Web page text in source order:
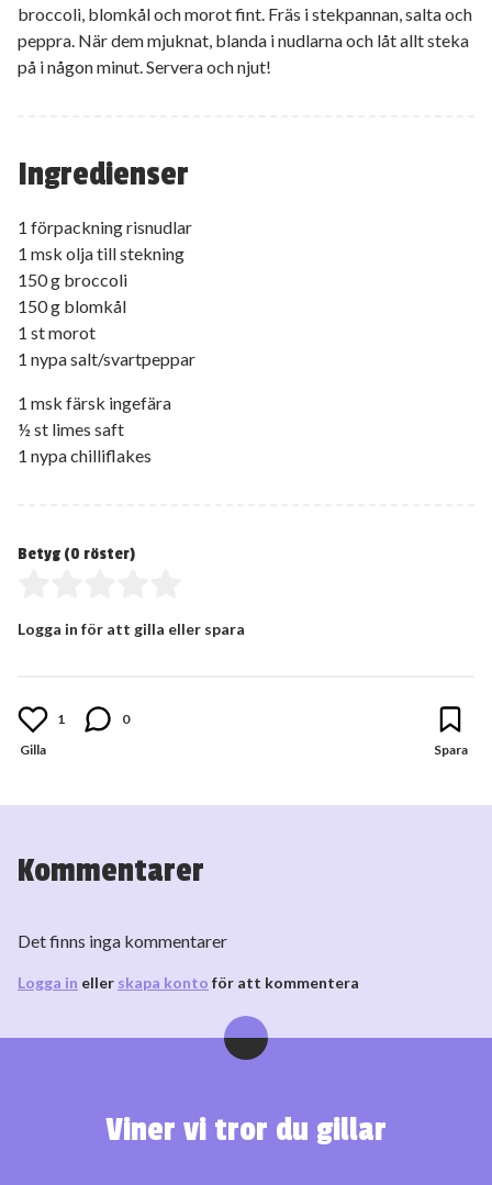
Ingredienser
1 förpackning risnudlar
1 msk olja till stekning
150 g broccoli
150 g blomkål
1 st morot
1 nypa salt/svartpeppar
1 msk färsk ingefära
½ st limes saft
1 nypa chilliflakes
broccoli, blomkål och morot fint. Fräs i stekpannan, salta och
peppra. När dem mjuknat, blanda i nudlarna och låt allt steka
på i någon minut. Servera och njut!
Betyg (0 röster)
Logga in för att gilla eller spara
1 0
Kommentarer
Det finns inga kommentarer
Logga in eller skapa konto för att kommentera
Viner vi tror du gillar